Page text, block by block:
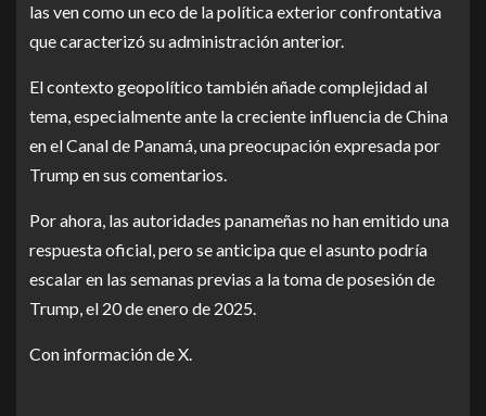
las ven como un eco de la política exterior confrontativa
que caracterizó su administración anterior.
El contexto geopolítico también añade complejidad al
tema, especialmente ante la creciente influencia de China
en el Canal de Panamá, una preocupación expresada por
Trump en sus comentarios.
Por ahora, las autoridades panameñas no han emitido una
respuesta oficial, pero se anticipa que el asunto podría
escalar en las semanas previas a la toma de posesión de
Trump, el 20 de enero de 2025.
Con información de X.